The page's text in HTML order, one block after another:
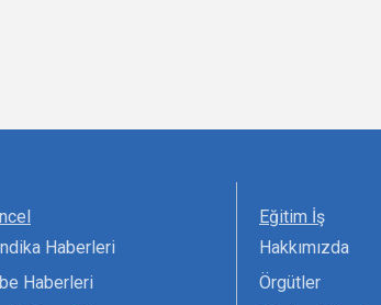
Haberleri
Haberleri
Eğitim İş
Hakkımızda
Örgütler